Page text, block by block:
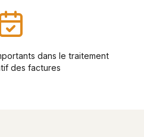
dans le traitement
des factures